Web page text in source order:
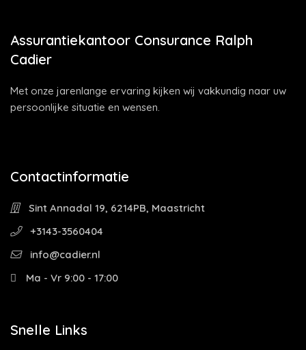
Assurantiekantoor Consurance Ralph
Cadier
Met onze jarenlange ervaring kijken wij vakkundig naar uw
persoonlijke situatie en wensen.
Contactinformatie
Sint Annadal 19, 6214PB, Maastricht
+3143-3560404
info@cadier.nl
Ma - Vr 9:00 - 17:00
Snelle Links